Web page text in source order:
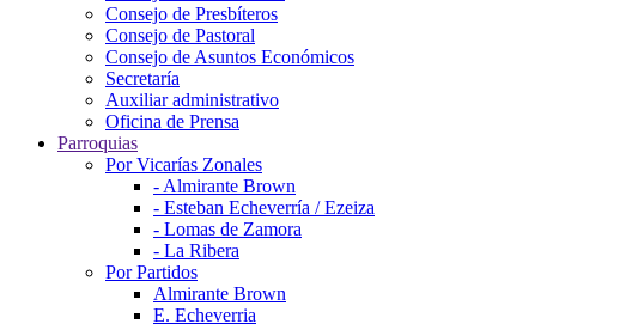
Consejo de Presbíteros
Consejo de Pastoral
Consejo de Asuntos Económicos
Secretaría
Auxiliar administrativo
Oficina de Prensa
Parroquias
Por Vicarías Zonales
- Almirante Brown
- Esteban Echeverría / Ezeiza
- Lomas de Zamora
- La Ribera
Por Partidos
Almirante Brown
E. Echeverria